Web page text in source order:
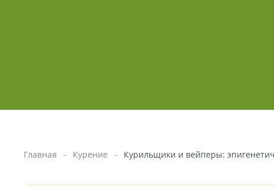
Главная Курение Курильщики и вейперы: